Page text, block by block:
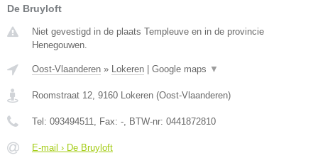
De Bruyloft
Niet gevestigd in de plaats Templeuve en in de provincie
Henegouwen.
Oost-Vlaanderen » Lokeren Google maps ▼
Roomstraat 12, 9160 Lokeren (Oost-Vlaanderen)
Tel: 093494511, Fax: -, BTW-nr: 0441872810
E-mail › De Bruyloft